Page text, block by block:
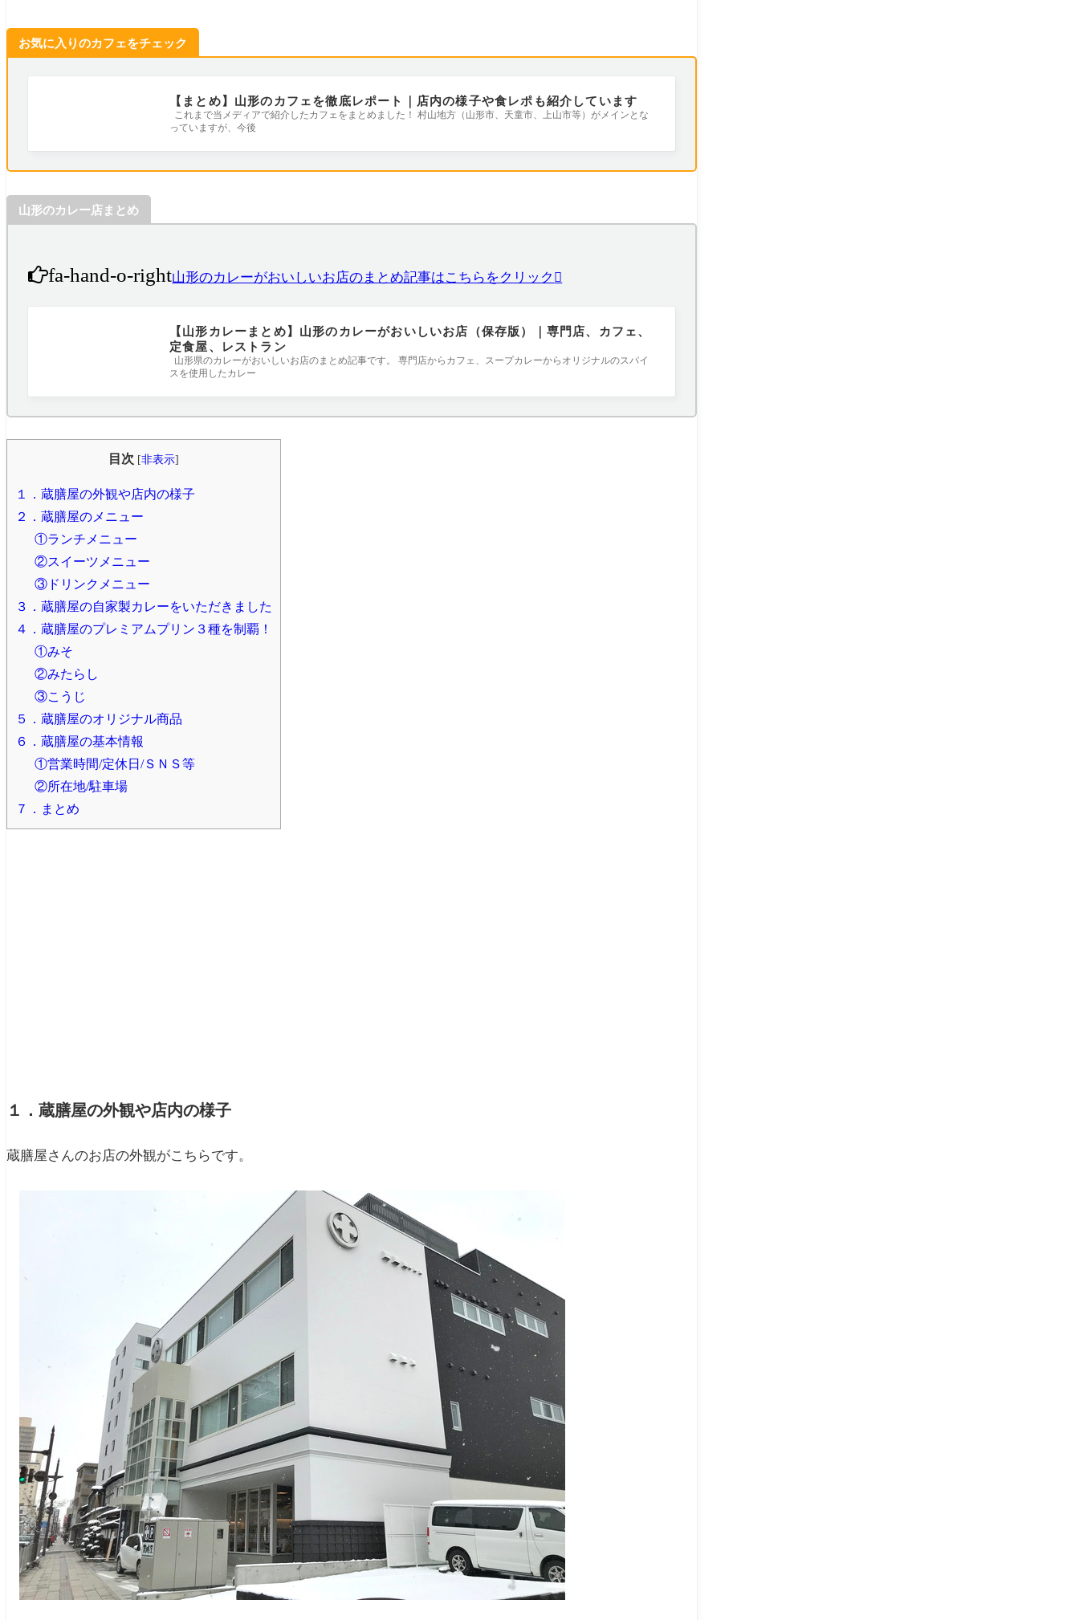
お気に入りのカフェをチェック
【まとめ】山形のカフェを徹底レポート｜店内の様子や食レポも紹介しています
これまで当メディアで紹介したカフェをまとめました！ 村山地方（山形市、天童市、上山市等）がメインとな
っていますが、今後
山形のカレー店まとめ
fa-hand-o-right山形のカレーがおいしいお店のまとめ記事はこちらをクリック
【山形カレーまとめ】山形のカレーがおいしいお店（保存版）｜専門店、カフェ、
定食屋、レストラン
山形県のカレーがおいしいお店のまとめ記事です。 専門店からカフェ、スープカレーからオリジナルのスパイ
スを使用したカレー
目次 [非表示]
１．蔵膳屋の外観や店内の様子
２．蔵膳屋のメニュー
①ランチメニュー
②スイーツメニュー
③ドリンクメニュー
３．蔵膳屋の自家製カレーをいただきました
４．蔵膳屋のプレミアムプリン３種を制覇！
①みそ
②みたらし
③こうじ
５．蔵膳屋のオリジナル商品
６．蔵膳屋の基本情報
①営業時間/定休日/ＳＮＳ等
②所在地/駐車場
７．まとめ
１．蔵膳屋の外観や店内の様子
蔵膳屋さんのお店の外観がこちらです。